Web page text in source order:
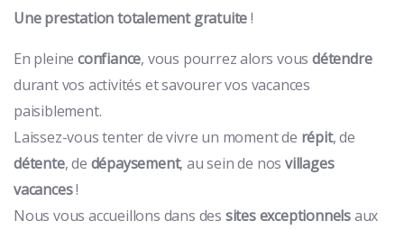
Une prestation totalement gratuite!
En pleine confiance, vous pourrez alors vousdétendre
durant vos activités et savourer vos vacances
paisiblement.
Laissez-vous tenter de vivre un moment de répit, de
détente, de dépaysement, au sein de nosvillages
vacances!
Nous vous accueillons dans des sites exceptionnelsaux